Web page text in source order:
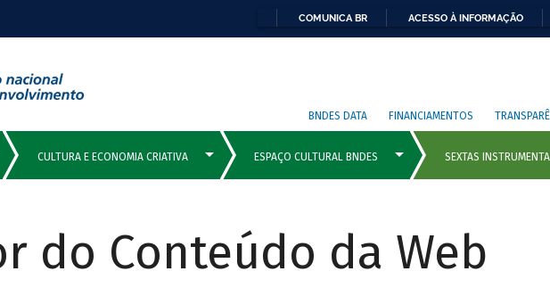
COMUNICA BR ACESSO À INFORMAÇÃO
BNDES DATA FINANCIAMENTOS
do Conteúdo da Web